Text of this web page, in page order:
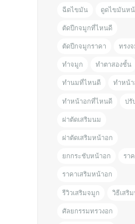
ฉีดไขมัน ดูดไขมันห
ตัดปีกจมูกที่ไหนดี
ตัดปีกจมูกราคา ทรง
ทำจมูก ทำตาสองชั้น
ทำนมที่ไหนดี ทำหน้า
ทำหน้าอกที่ไหนดี ปรั
ผ่าตัดเสริมนม
ผ่าตัดเสริมหน้าอก
ยกกระชับหน้าอก รา
ราคาเสริมหน้าอก
รีวิวเสริมจมูก วิธีเสริ
ศัลยกรรมทรวงอก